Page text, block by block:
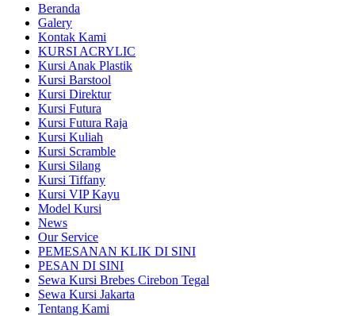
Beranda
Galery
Kontak Kami
KURSI ACRYLIC
Kursi Anak Plastik
Kursi Barstool
Kursi Direktur
Kursi Futura
Kursi Futura Raja
Kursi Kuliah
Kursi Scramble
Kursi Silang
Kursi Tiffany
Kursi VIP Kayu
Model Kursi
News
Our Service
PEMESANAN KLIK DI SINI
PESAN DI SINI
Sewa Kursi Brebes Cirebon Tegal
Sewa Kursi Jakarta
Tentang Kami